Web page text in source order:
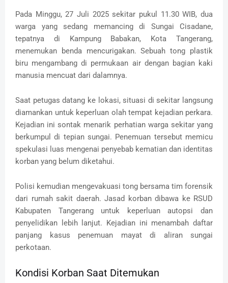
Pada Minggu, 27 Juli 2025 sekitar pukul 11.30 WIB, dua
warga yang sedang memancing di Sungai Cisadane,
tepatnya di Kampung Babakan, Kota Tangerang,
menemukan benda mencurigakan. Sebuah tong plastik
biru mengambang di permukaan air dengan bagian kaki
manusia mencuat dari dalamnya.
Saat petugas datang ke lokasi, situasi di sekitar langsung
diamankan untuk keperluan olah tempat kejadian perkara.
Kejadian ini sontak menarik perhatian warga sekitar yang
berkumpul di tepian sungai. Penemuan tersebut memicu
spekulasi luas mengenai penyebab kematian dan identitas
korban yang belum diketahui.
Polisi kemudian mengevakuasi tong bersama tim forensik
dari rumah sakit daerah. Jasad korban dibawa ke RSUD
Kabupaten Tangerang untuk keperluan autopsi dan
penyelidikan lebih lanjut. Kejadian ini menambah daftar
panjang kasus penemuan mayat di aliran sungai
perkotaan.
Kondisi Korban Saat Ditemukan